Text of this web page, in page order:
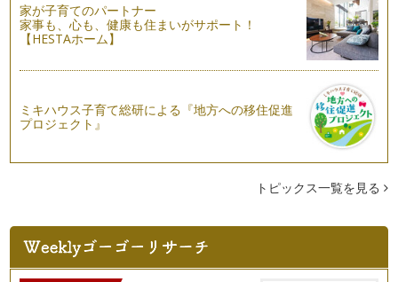
家が子育てのパートナー
家事も、心も、健康も住まいがサポート！
【HESTAホーム】
ミキハウス子育て総研による『地方への移住促進
プロジェクト』
トピックス一覧を見る